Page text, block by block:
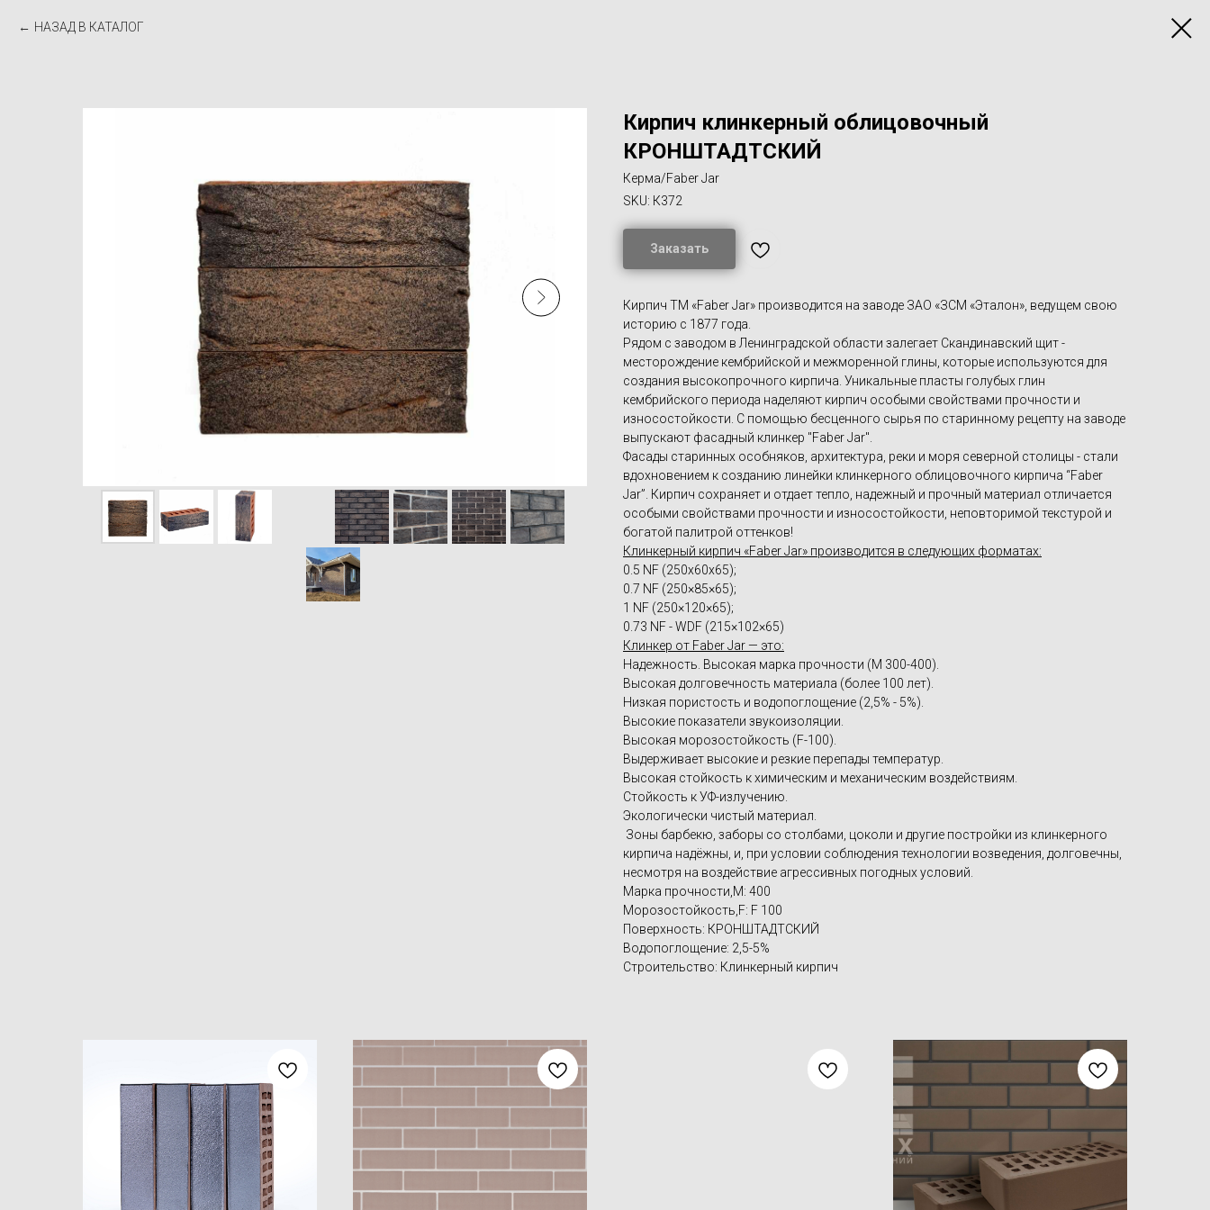
НАЗАД В КАТАЛОГ
Кирпич клинкерный облицовочный
КРОНШТАДТСКИЙ
Керма/Faber Jar
SKU: К372
Заказать
Кирпич ТМ «Faber Jar» производится на заводе ЗАО «ЗСМ «Эталон», ведущем свою
историю с 1877 года.
Рядом с заводом в Ленинградской области залегает Скандинавский щит -
месторождение кембрийской и межморенной глины, которые используются для
создания высокопрочного кирпича. Уникальные пласты голубых глин
кембрийского периода наделяют кирпич особыми свойствами прочности и
износостойкости. С помощью бесценного сырья по старинному рецепту на заводе
выпускают фасадный клинкер "Faber Jar".
Фасады старинных особняков, архитектура, реки и моря северной столицы - стали
вдохновением к созданию линейки клинкерного облицовочного кирпича “Faber
Jar”. Кирпич сохраняет и отдает тепло, надежный и прочный материал отличается
особыми свойствами прочности и износостойкости, неповторимой текстурой и
богатой палитрой оттенков!
Клинкерный кирпич «Faber Jar» производится в следующих форматах:
0.5 NF (250х60х65);
0.7 NF (250×85×65);
1 NF (250×120×65);
0.73 NF - WDF (215×102×65)
Клинкер от Faber Jar — это:
Надежность. Высокая марка прочности (M 300-400).
Высокая долговечность материала (более 100 лет).
Низкая пористость и водопоглощение (2,5% - 5%).
Высокие показатели звукоизоляции.
Высокая морозостойкость (F-100).
Выдерживает высокие и резкие перепады температур.
Высокая стойкость к химическим и механическим воздействиям.
Стойкость к УФ-излучению.
Экологически чистый материал.
Зоны барбекю, заборы со столбами, цоколи и другие постройки из клинкерного
кирпича надёжны, и, при условии соблюдения технологии возведения, долговечны,
несмотря на воздействие агрессивных погодных условий.
Марка прочности,M: 400
Морозостойкость,F: F 100
Поверхность: КРОНШТАДТСКИЙ
Водопоглощение: 2,5-5%
Строительство: Клинкерный кирпич